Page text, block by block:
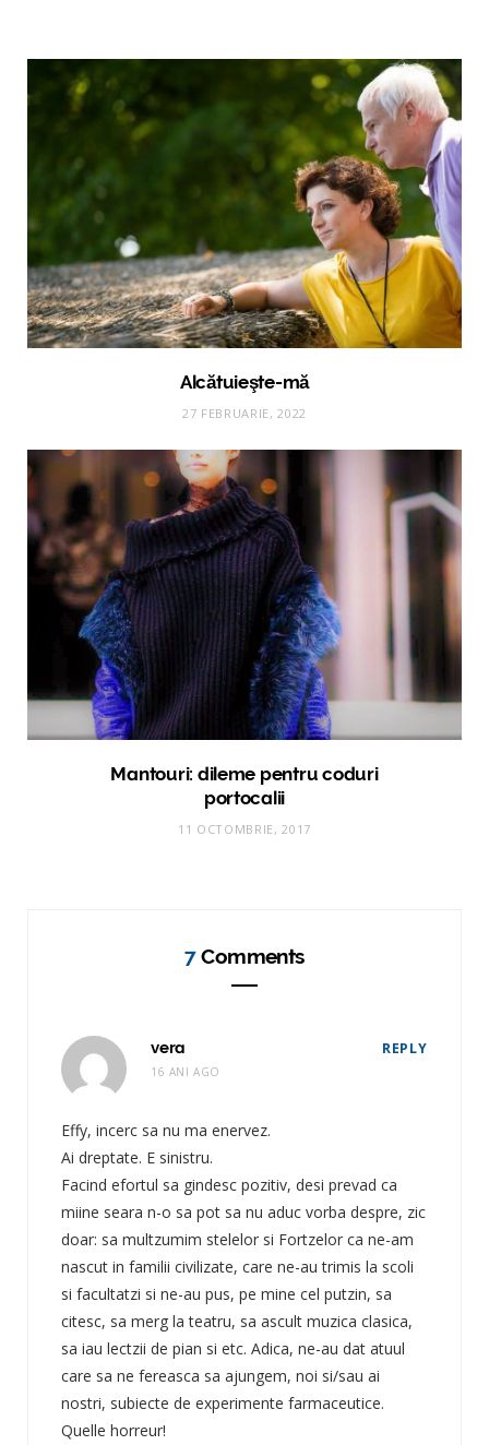
Alcătuieşte-mă
27 FEBRUARIE, 2022
Mantouri: dileme pentru coduri
portocalii
11 OCTOMBRIE, 2017
7Comments
vera
16 ANI AGO
REPLY
Effy, incerc sa nu ma enervez.
Ai dreptate. E sinistru.
Facind efortul sa gindesc pozitiv, desi prevad ca
miine seara n-o sa pot sa nu aduc vorba despre, zic
doar: sa multzumim stelelor si Fortzelor ca ne-am
nascut in familii civilizate, care ne-au trimis la scoli
si facultatzi si ne-au pus, pe mine cel putzin, sa
citesc, sa merg la teatru, sa ascult muzica clasica,
sa iau lectzii de pian si etc. Adica, ne-au dat atuul
care sa ne fereasca sa ajungem, noi si/sau ai
nostri, subiecte de experimente farmaceutice.
Quelle horreur!